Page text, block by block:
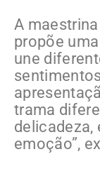
A
propõe
une
trama
delicadeza,
emoção”,